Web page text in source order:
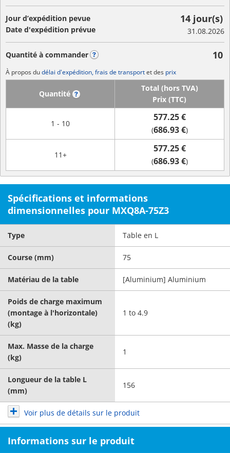
Jour d’expédition pevue
Date d'expédition prévue
14 jour(s)
31.08.2026
Quantité à commander 10
À propos dudélai d'expédition, frais de transportet des prix
Quantité
Total (hors TVA)
Prix (TTC)
1 - 10
577.25 €
(686.93 €)
11+
577.25 €
(686.93 €)
Spécifications et informations
dimensionnelles pour MXQ8A-75Z3
Type Table en L
Course (mm) 75
Matériau de la table [Aluminium] Aluminium
Poids de charge maximum
(montage à l'horizontale)
(kg)
1 to 4.9
Max. Masse de la charge
(kg)
1
Longueur de la table L
(mm)
156
Voir plus de détails sur le produit
Informations sur le produit